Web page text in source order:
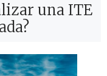
una ITE